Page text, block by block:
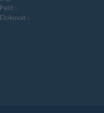
Pelit
Elokuvat